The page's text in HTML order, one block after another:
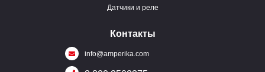
Датчики и реле
Контакты
info@amperika.com